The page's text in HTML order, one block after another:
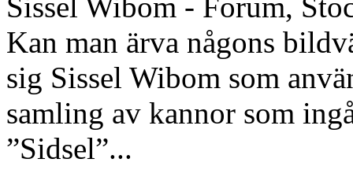
Kan man ärva någons
sig Sissel Wibom som
samling av kannor som
”Sidsel”...